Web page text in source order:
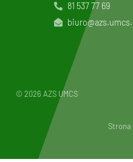
81 537 77 69
© 2026 AZS UMCS
Strona